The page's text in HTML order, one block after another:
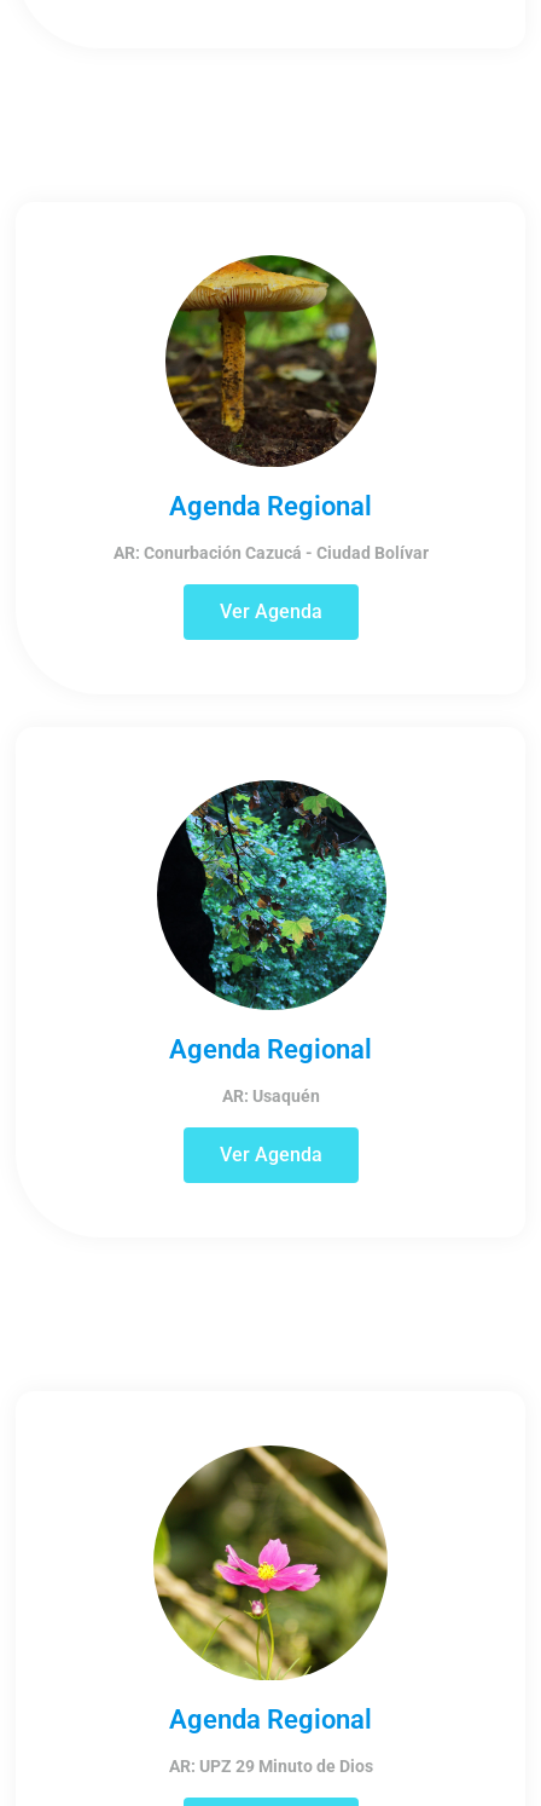
Agenda Regional
AR: Conurbación Cazucá - Ciudad Bolívar
Ver Agenda
Agenda Regional
AR: Usaquén
Ver Agenda
Agenda Regional
AR: UPZ 29 Minuto de Dios